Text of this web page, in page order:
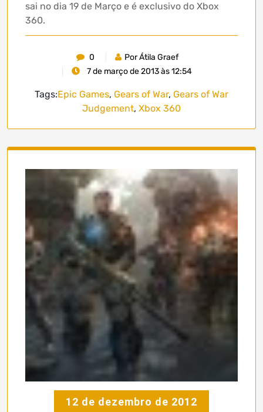
sai no dia 19 de Março e é exclusivo do Xbox
360.
0
Por Átila Graef
7 de março de 2013 às 12:54
Tags:Epic Games, Gears of War, Gears of War
Judgement, Xbox 360
12 de dezembro de 2012